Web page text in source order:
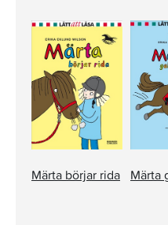
Märta börjar rida